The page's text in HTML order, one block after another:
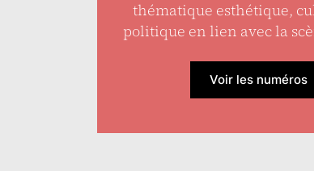
thématique esthétique,
politique en lien avec la
Voir les numéros